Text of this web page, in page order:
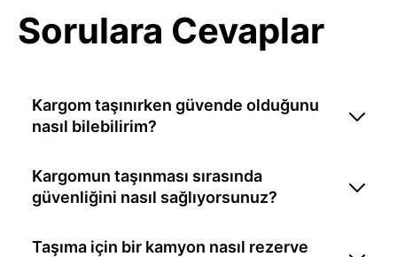
Sorulara Cevaplar
Kargom taşınırken güvende olduğunu
nasıl bilebilirim?
Kargomun taşınması sırasında
güvenliğini nasıl sağlıyorsunuz?
Taşıma için bir kamyon nasıl rezerve